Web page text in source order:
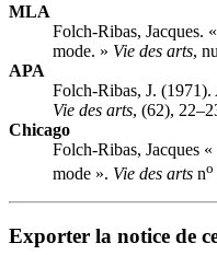
MLA
Folch-Ribas, Jacques.
mode. » Vie des arts,
APA
Folch-Ribas, J. (1971).
Vie des arts, (62),
Chicago
Folch-Ribas, Jacques
mode ». Vie des arts no
Exporter la notice de